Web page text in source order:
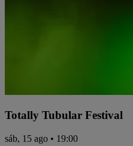
Totally Tubular Festival
sáb, 15 ago • 19:00